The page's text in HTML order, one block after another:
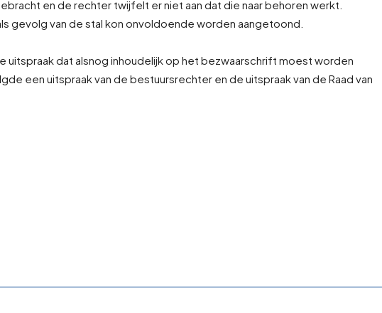
en de rechter twijfelt er niet aan dat die naar behoren werkt.
gevolg van de stal kon onvoldoende worden aangetoond.
dat alsnog inhoudelijk op het bezwaarschrift moest worden
een uitspraak van de bestuursrechter en de uitspraak van de Raad van